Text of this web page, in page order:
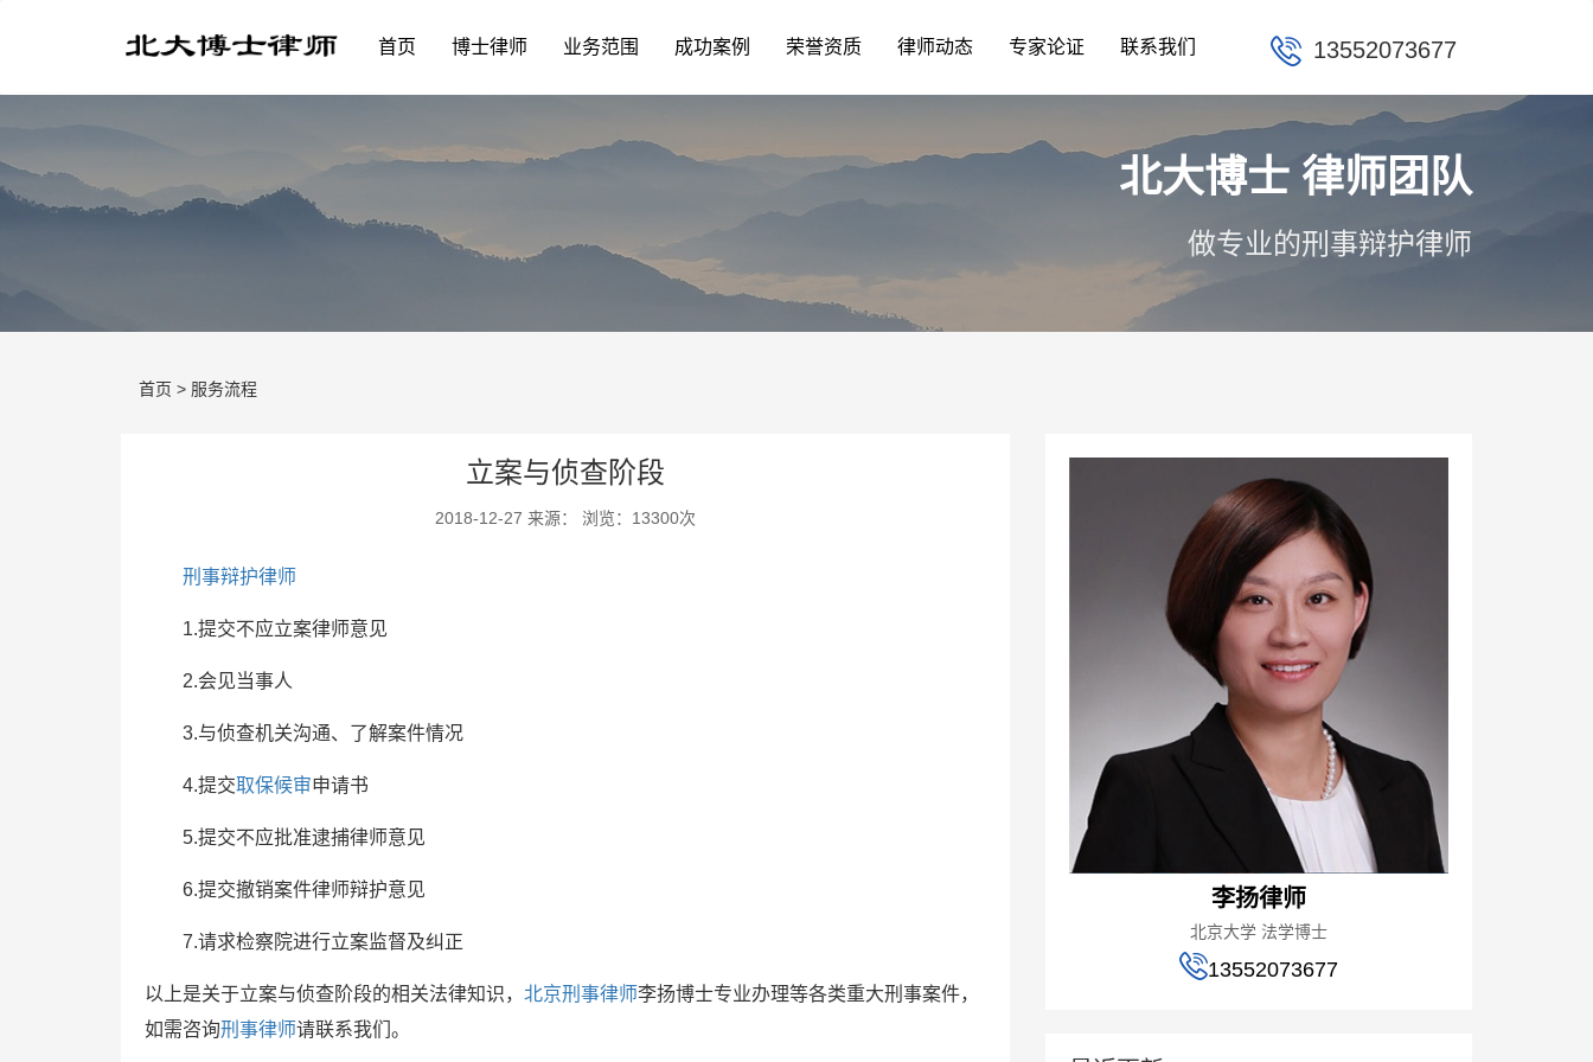
首页 博士律师 业务范围 成功案例 荣誉资质 律师动态 专家论证 联系我们 13552073677
北大博士 律师团队
做专业的刑事辩护律师
首页 > 服务流程
立案与侦查阶段
2018-12-27 来源： 浏览：13300次
刑事辩护律师
1.提交不应立案律师意见
2.会见当事人
3.与侦查机关沟通、了解案件情况
4.提交取保候审申请书
5.提交不应批准逮捕律师意见
6.提交撤销案件律师辩护意见
7.请求检察院进行立案监督及纠正
以上是关于立案与侦查阶段的相关法律知识， 北京刑事律师李扬博士专业办理等各类重大刑事案件，
如需咨询刑事律师请联系我们。
李扬律师
北京大学 法学博士
13552073677